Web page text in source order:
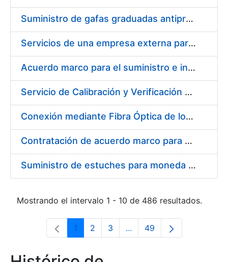
Suministro de gafas graduadas antiproyecciones para los trabajadores de la FNMT-RCM en los centros de trabajo de Madrid y Burgos
Servicios de una empresa externa para el asesoramiento y resolución de los recursos de alzada que se presentan relacionados con procesos de selección para la FNMT-RCM
Acuerdo marco para el suministro e instalación de persianas, estores y otros complementos
Servicio de Calibración y Verificación Externa de los Equipos de Medición del Servicio de Prevención de la FNMT-RCM
Conexión mediante Fibra Óptica de los Centros de Proceso de Datos (CPDs) de las sedes de la FNMT-RCM de Burgos y Madrid
Contratación de acuerdo marco para el Suministro de Material de Electricidad para la Fábrica Nacional de Moneda y Timbre-Real Casa de la Moneda en su centro de trabajo de Burgos
Suministro de estuches para moneda de 30 €
Mostrando el intervalo 1 - 10 de 486 resultados.
Página
1 Página
2 Página
3 ...Páginas intermedias Use
Página
49